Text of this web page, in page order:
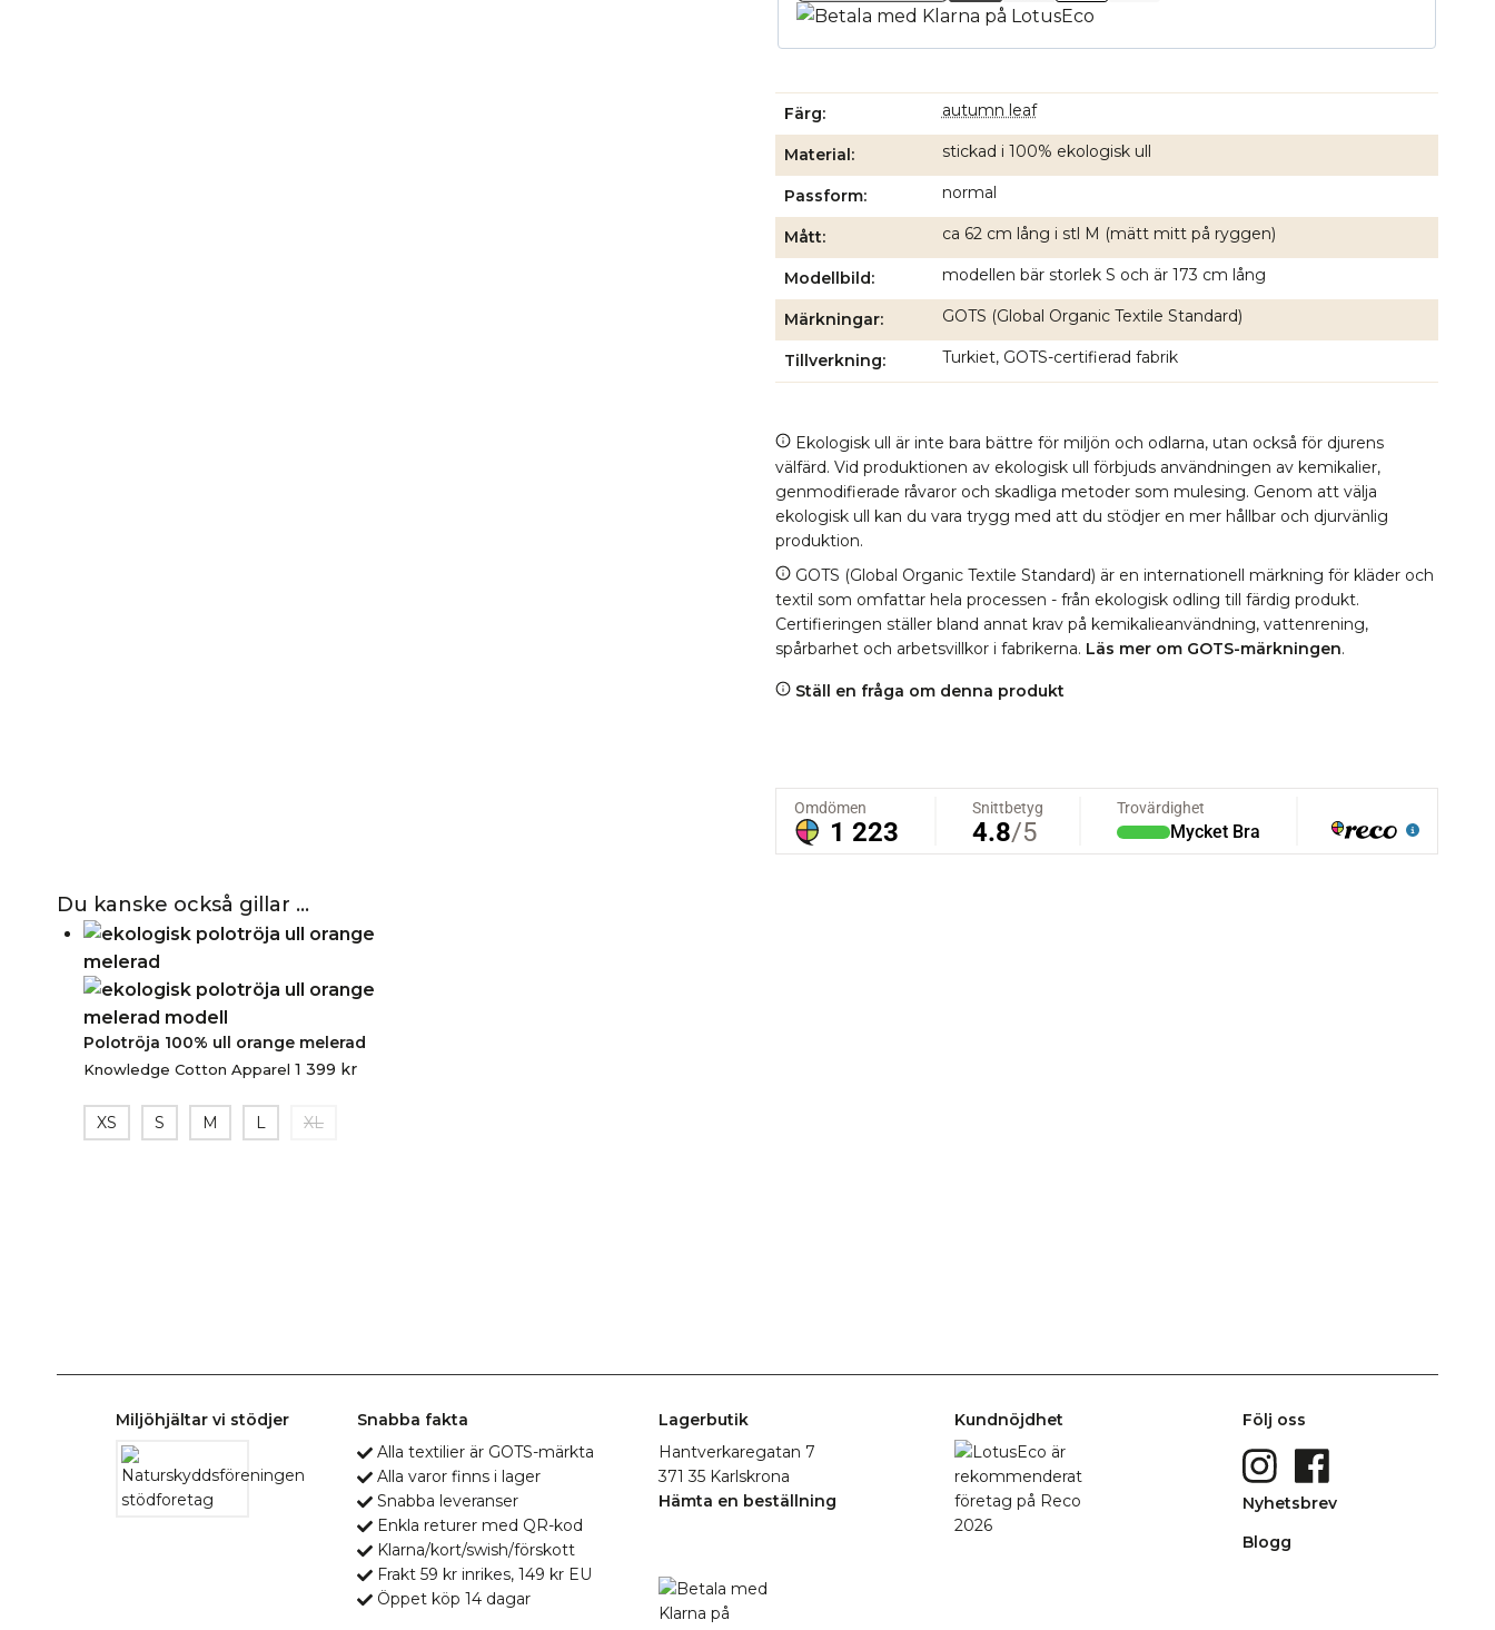
Färg autumn leaf
Material stickad i 100% ekologisk ull
Passform normal
Mått ca 62 cm lång i stl M (mätt mitt på ryggen)
Modellbild modellen bär storlek S och är 173 cm lång
Märkningar GOTS (Global Organic Textile Standard)
Tillverkning Turkiet, GOTS-certifierad fabrik
Ekologisk ull är inte bara bättre för miljön och odlarna, utan också för djurens
välfärd. Vid produktionen av ekologisk ull förbjuds användningen av kemikalier,
genmodifierade råvaror och skadliga metoder som mulesing. Genom att välja
ekologisk ull kan du vara trygg med att du stödjer en mer hållbar och djurvänlig
produktion.
GOTS (Global Organic Textile Standard) är en internationell märkning för kläder och
textil som omfattar hela processen - från ekologisk odling till färdig produkt.
Certifieringen ställer bland annat krav på kemikalieanvändning, vattenrening,
spårbarhet och arbetsvillkor i fabrikerna. Läs mer om GOTS-märkningen.
Ställ en fråga om denna produkt
Du kanske också gillar …
Polotröja 100% ull orange melerad
Knowledge Cotton Apparel 1 399 kr
XS S M L XL
Miljöhjältar vi stödjer
Snabba fakta
Alla textilier är GOTS-märkta
Alla varor finns i lager
Snabba leveranser
Enkla returer med QR-kod
Klarna/kort/swish/förskott
Frakt 59 kr inrikes, 149 kr EU
Öppet köp 14 dagar
Lagerbutik
Hantverkaregatan 7
371 35 Karlskrona
Hämta en beställning
Kundnöjdhet Följ oss
Nyhetsbrev
Blogg